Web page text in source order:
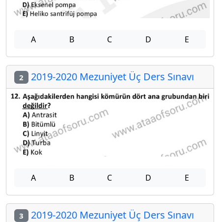
A B C D E
2 2019-2020 Mezuniyet Üç Ders Sınavı
A B C D E
3 2019-2020 Mezuniyet Üç Ders Sınavı